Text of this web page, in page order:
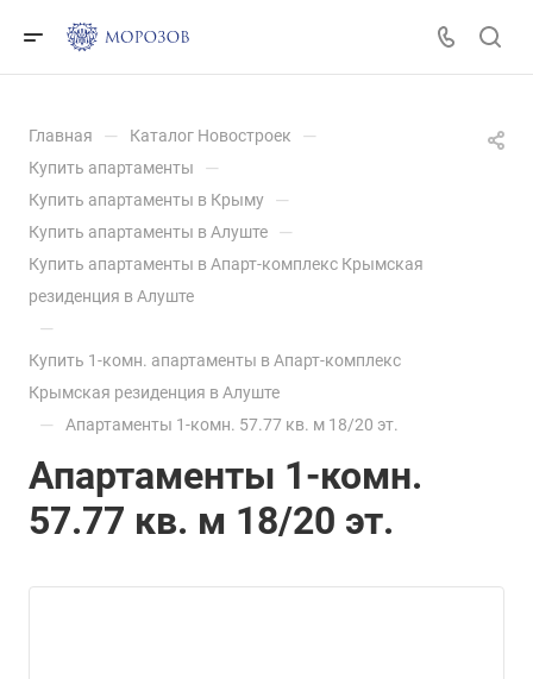
Главная — Каталог Новостроек —
Купить апартаменты —
Купить апартаменты в Крыму —
Купить апартаменты в Алуште —
Купить апартаменты в Апарт-комплекс Крымская
резиденция в Алуште
—
Купить 1-комн. апартаменты в Апарт-комплекс
Крымская резиденция в Алуште
— Апартаменты 1-комн. 57.77 кв. м 18/20 эт.
Апартаменты 1-комн.
57.77 кв. м 18/20 эт.